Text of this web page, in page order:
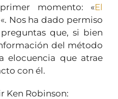
momento: «El
«. Nos ha dado permiso
que, si bien
del método
elocuencia que atrae
con él.
Ken Robinson: